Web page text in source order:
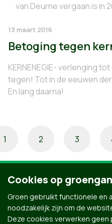
van Deurne vergaan is in
13 maart 2016
Betoging tegen
KERNENEGIE- verlenging
tegen! Tot in de eeuwen
En lang daarna!
1 2 3
Cookies op
Groen gebruikt functionele en
noodzakelijk zijn om de
Deze cookies verwerken